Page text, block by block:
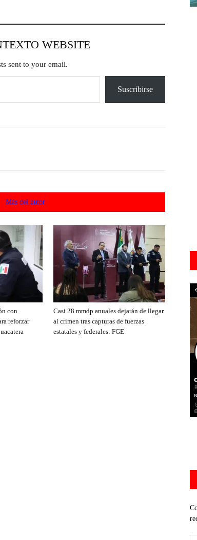
WEBSITE
sent to your email.
Suscribirse
Más del autor
con
reforzar
Casi 28 mmdp anuales dejarán de llegar
al crimen tras capturas de fuerzas
estatales y federales: FGE